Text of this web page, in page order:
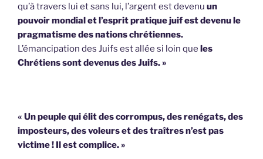
qu’à travers lui et sans lui, l’argent est devenu un
pouvoir mondial et l’esprit pratique juif est devenu le
pragmatisme des nations chrétiennes.
L’émancipation des Juifs est allée si loin que les
Chrétiens sont devenus des Juifs. »
« Un peuple qui élit des corrompus, des renégats, des
imposteurs, des voleurs et des traîtres n’est pas
victime ! Il est complice. »